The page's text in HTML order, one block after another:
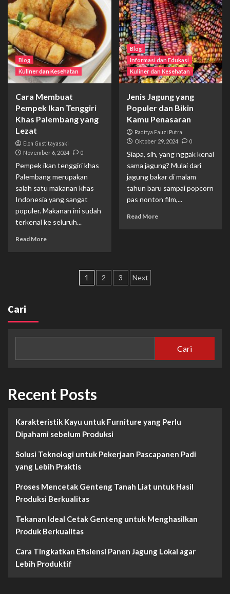
Blog
Kuliner dan Kesehatan
Cara Membuat
Pempek Ikan Tenggiri
Khas Palembang yang
Lezat
Elon Gustitayasaki
November 6, 2024 0
Pempek ikan tenggiri khas
Palembang merupakan
salah satu makanan khas
Indonesia yang sangat
populer. Makanan ini sudah
terkenal ke seluruh...
Read More
Blog
Informasi dan Edukasi
Kuliner dan Kesehatan
Jenis Jagung yang
Populer dan Bikin
Kamu Penasaran
Raditya Fauzi Putra
Oktober 29, 2024 0
Siapa, sih, yang nggak kenal
sama jagung? Mulai dari
jagung bakar di malam
tahun baru sampai popcorn
pas nonton film,...
Read More
Paginasi
1 2 3 Next
Cari
Cari
Recent Posts
Karakteristik Kayu untuk Furniture yang Perlu
Dipahami sebelum Produksi
Solusi Teknologi untuk Pekerjaan Pascapanen Padi
yang Lebih Praktis
Proses Mencetak Genteng Tanah Liat untuk Hasil
Produksi Berkualitas
Tekanan Ideal Cetak Genteng untuk Menghasilkan
Produk Berkualitas
Cara Tingkatkan Efisiensi Panen Jagung Lokal agar
Lebih Produktif